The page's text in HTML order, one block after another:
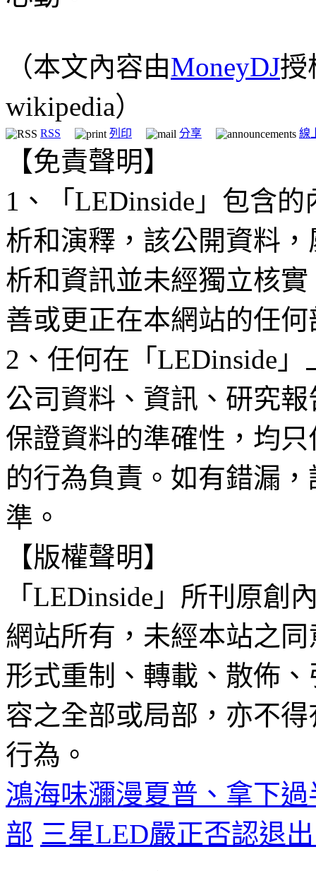
（本文內容由MoneyDJ授
wikipedia）
RSS 列印 分享 線
【免責聲明】
1、「LEDinside」包含
析和演釋，該公開資料
析和資訊並未經獨立核
善或更正在本網站的任
2、任何在「LEDinside
公司資料、資訊、研究
保證資料的準確性，均
的行為負責。如有錯漏
準。
【版權聲明】
「LEDinside」所刊原創
網站所有，未經本站之
形式重制、轉載、散佈
容之全部或局部，亦不
行為。
鴻海味瀰漫夏普、拿下
部 三星LED嚴正否認退